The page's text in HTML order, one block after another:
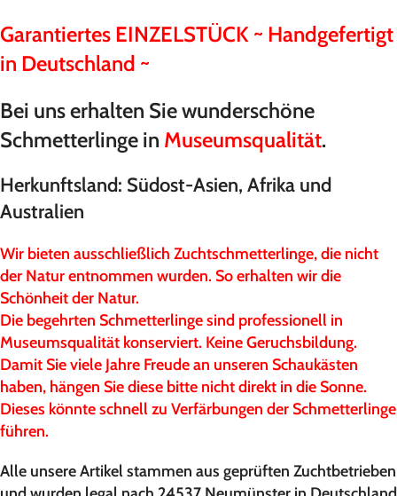
Garantiertes EINZELSTÜCK ~ Handgefertigt
in Deutschland ~
Bei uns erhalten Sie wunderschöne
Schmetterlinge in Museumsqualität.
Herkunftsland: Südost-Asien, Afrika und
Australien
Wir bieten ausschließlich Zuchtschmetterlinge, die nicht
der Natur entnommen wurden. So erhalten wir die
Schönheit der Natur.
Die begehrten Schmetterlinge sind professionell in
Museumsqualität konserviert. Keine Geruchsbildung.
Damit Sie viele Jahre Freude an unseren Schaukästen
haben, hängen Sie diese bitte nicht direkt in die Sonne.
Dieses könnte schnell zu Verfärbungen der Schmetterlinge
führen.
Alle unsere Artikel stammen aus geprüften Zuchtbetrieben